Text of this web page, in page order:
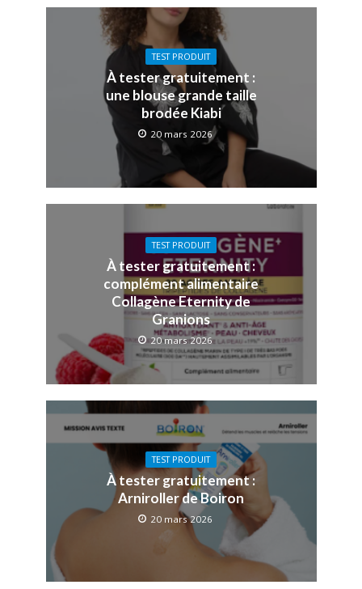
TEST PRODUIT
À tester gratuitement :
une blouse grande taille
brodée Kiabi
20 mars 2026
TEST PRODUIT
À tester gratuitement :
complément alimentaire
Collagène Eternity de
Granions
20 mars 2026
TEST PRODUIT
À tester gratuitement :
Arniroller de Boiron
20 mars 2026